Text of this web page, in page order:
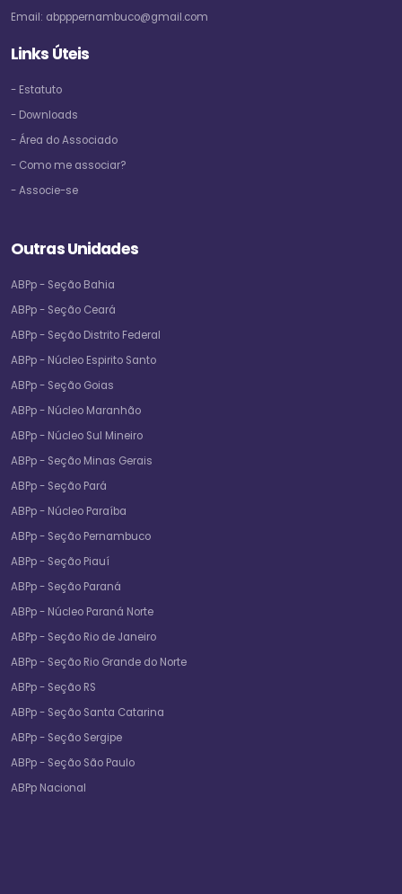
Email: abpppernambuco@gmail.com
Links Úteis
- Estatuto
- Downloads
- Área do Associado
- Como me associar?
- Associe-se
Outras Unidades
ABPp - Seção Bahia
ABPp - Seção Ceará
ABPp - Seção Distrito Federal
ABPp - Núcleo Espirito Santo
ABPp - Seção Goias
ABPp - Núcleo Maranhão
ABPp - Núcleo Sul Mineiro
ABPp - Seção Minas Gerais
ABPp - Seção Pará
ABPp - Núcleo Paraíba
ABPp - Seção Pernambuco
ABPp - Seção Piauí
ABPp - Seção Paraná
ABPp - Núcleo Paraná Norte
ABPp - Seção Rio de Janeiro
ABPp - Seção Rio Grande do Norte
ABPp - Seção RS
ABPp - Seção Santa Catarina
ABPp - Seção Sergipe
ABPp - Seção São Paulo
ABPp Nacional